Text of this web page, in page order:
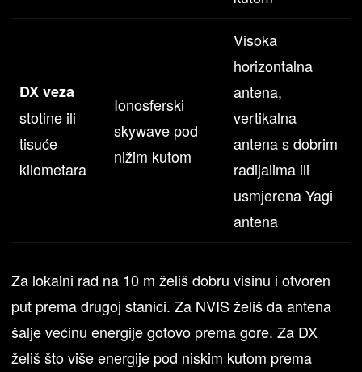
DX veza
stotine ili
tisuće
kilometara
Ionosferski
skywave pod
nižim kutom
Visoka
horizontalna
antena,
vertikalna
antena s dobrim
radijalima ili
usmjerena Yagi
antena
Za lokalni rad na 10 m želiš dobru visinu i otvoren
put prema drugoj stanici. Za NVIS želiš da antena
šalje većinu energije gotovo prema gore. Za DX
želiš što više energije pod niskim kutom prema